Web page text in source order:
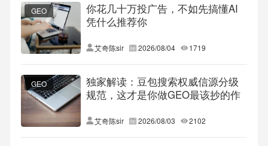
GEO
你花几十万投广告，不如先搞懂AI
凭什么推荐你
艾奇陈sir 2026/08/04 1719
GEO
独家解读：豆包搜索权威信源分级
规范，这才是你做GEO最该抄的作
艾奇陈sir 2026/08/03 2102